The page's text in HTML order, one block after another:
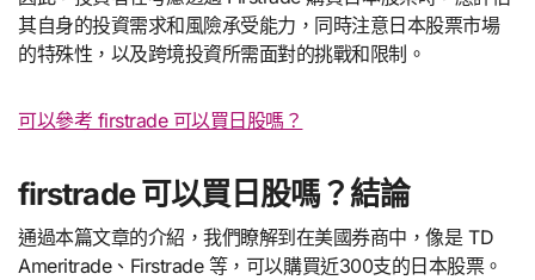
其自身的投資需求和風險承受能力，同時注意日本股票市場
的特殊性，以及跨境投資所需面對的挑戰和限制。
可以參考 firstrade 可以買日股嗎？
firstrade 可以買日股嗎？結論
通過本篇文章的介紹，我們瞭解到在美國券商中，像是 TD
Ameritrade、Firstrade 等，可以購買近300支的日本股票。